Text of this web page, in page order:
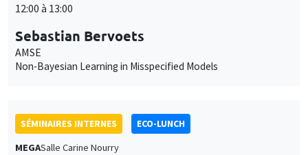
12:00 à 13:00
Sebastian Bervoets
AMSE
Non-Bayesian Learning in Misspecified Models
SÉMINAIRES INTERNES
ECO-LUNCH
MEGASalle Carine Nourry